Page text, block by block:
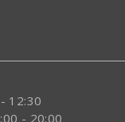
12:30
- 20:00